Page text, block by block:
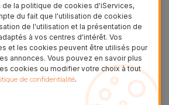
au bouton. Il est
chacun de ces aspects pour
le Touch ID si
est cassé ?
est intact et fonctionnel, il est
la politique de cookies d'iServices,
du fait que l'utilisation de cookies
de l'utilisation et la présentation de
à vos centres d'intérêt. Vos
et les cookies peuvent être utilisés pour
annonces. Vous pouvez en savoir plus
cookies ou modifier votre choix à tout
de confidentialité.